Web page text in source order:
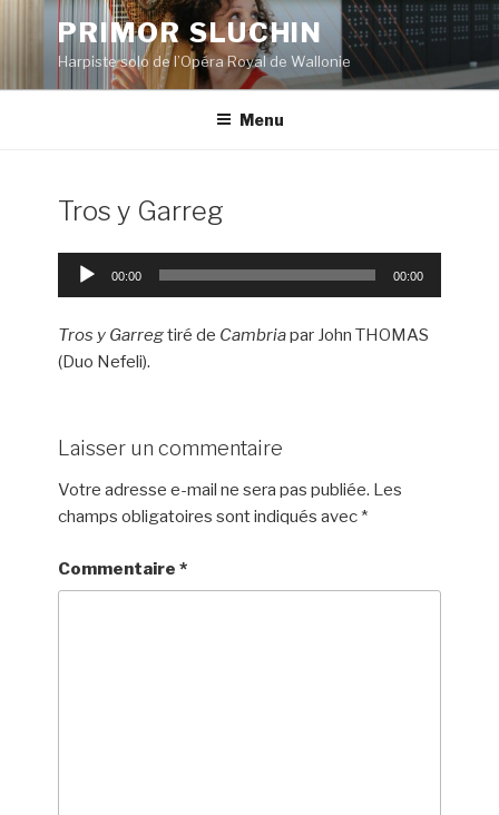
contenu
principal
PRIMOR SLUCHIN
Harpiste solo de l’Opéra Royal de Wallonie
Menu
Tros y Garreg
Lecteur
00:00 00:00
Tros y Garregtiré de Cambriapar John THOMAS
(Duo Nefeli).
Laisser un commentaire
Votre adresse e-mail ne sera pas publiée. Les
champs obligatoires sont indiqués avec *
Commentaire*